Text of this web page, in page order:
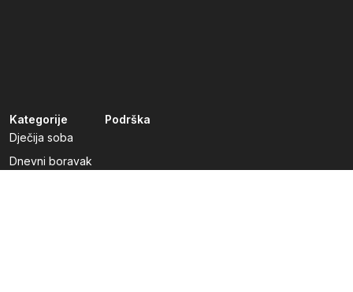
Kategorije
Dječija soba
Dnevni boravak
Podrška